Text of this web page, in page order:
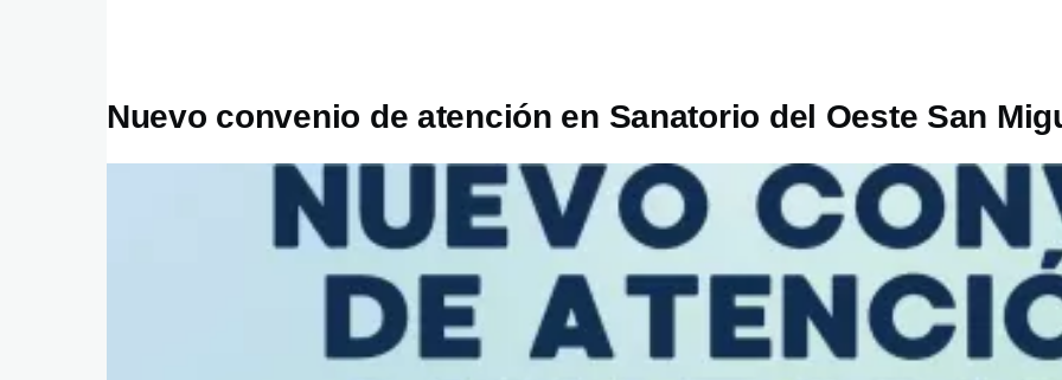
Nuevo convenio de atención en Sanatorio del Oeste San